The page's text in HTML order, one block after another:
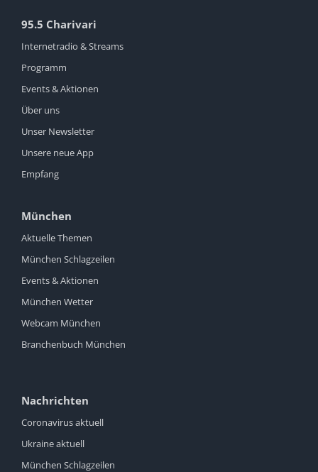
95.5 Charivari
Internetradio & Streams
Programm
Events & Aktionen
Über uns
Unser Newsletter
Unsere neue App
Empfang
München
Aktuelle Themen
München Schlagzeilen
Events & Aktionen
München Wetter
Webcam München
Branchenbuch München
Nachrichten
Coronavirus aktuell
Ukraine aktuell
München Schlagzeilen